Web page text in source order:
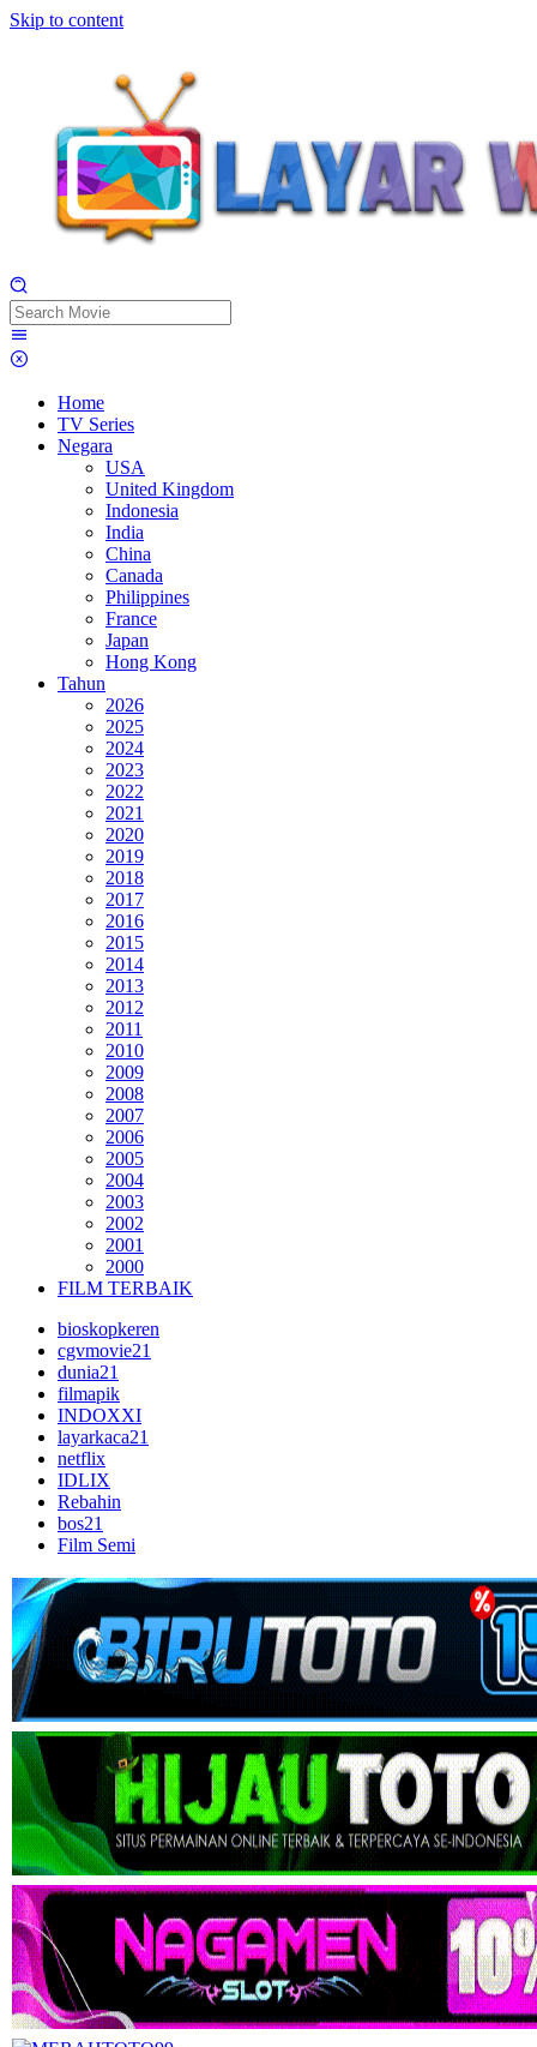
Skip to content
Home
TV Series
Negara
USA
United Kingdom
Indonesia
India
China
Canada
Philippines
France
Japan
Hong Kong
Tahun
2026
2025
2024
2023
2022
2021
2020
2019
2018
2017
2016
2015
2014
2013
2012
2011
2010
2009
2008
2007
2006
2005
2004
2003
2002
2001
2000
FILM TERBAIK
bioskopkeren
cgvmovie21
dunia21
filmapik
INDOXXI
layarkaca21
netflix
IDLIX
Rebahin
bos21
Film Semi